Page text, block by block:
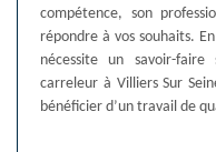
compétence, son
répondre à vos souhaits.
nécessite un savoir-
carreleur à Villiers Sur
bénéficier d’un travail de